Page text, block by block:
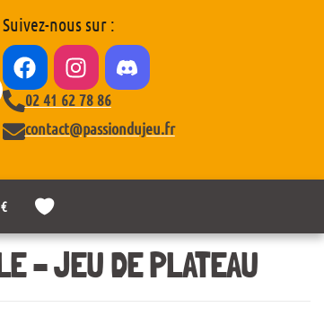
Suivez-nous sur :
02 41 62 78 86
contact@passiondujeu.fr
€
s
e
d
– JEU DE PLATEAU